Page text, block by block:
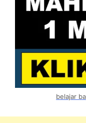
belajar